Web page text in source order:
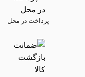
پرداخت در محل